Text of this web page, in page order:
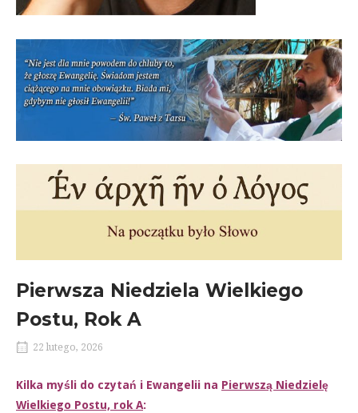
Pierwsza Niedziela Wielkiego
Postu, Rok A
22 lutego, 2026
Kilka myśli do czytań i Ewangelii na Pierwszą Niedzielę
Wielkiego Postu, rok A: